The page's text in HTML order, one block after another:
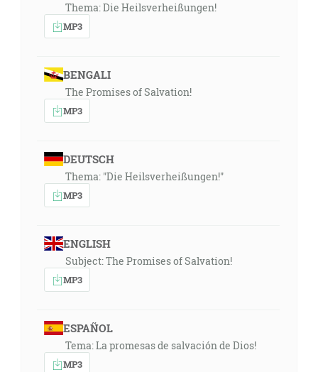
Thema: Die Heilsverheißungen!
MP3
BENGALI
The Promises of Salvation!
MP3
DEUTSCH
Thema: "Die Heilsverheißungen!"
MP3
ENGLISH
Subject: The Promises of Salvation!
MP3
ESPAÑOL
Tema: La promesas de salvación de Dios!
MP3